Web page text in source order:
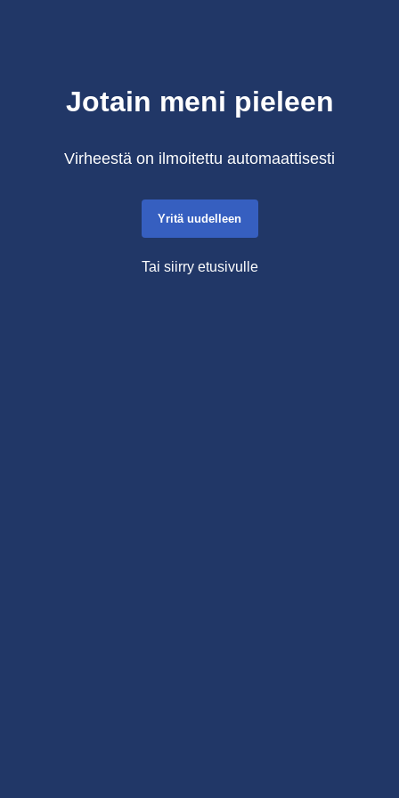
Jotain meni pieleen
Virheestä on ilmoitettu automaattisesti
Yritä uudelleen
Tai siirry etusivulle